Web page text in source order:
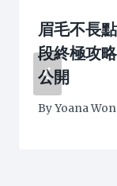
眉毛不長
段終極攻
公開
ByYoana